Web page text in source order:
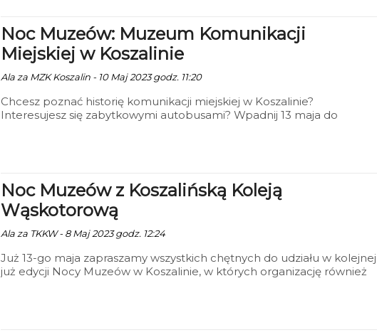
Noc Muzeów: Muzeum Komunikacji
Miejskiej w Koszalinie
Ala za MZK Koszalin - 10 Maj 2023 godz. 11:20
Chcesz poznać historię komunikacji miejskiej w Koszalinie?
Interesujesz się zabytkowymi autobusami? Wpadnij 13 maja do
Noc Muzeów z Koszalińską Koleją
Wąskotorową
Ala za TKKW - 8 Maj 2023 godz. 12:24
Już 13-go maja zapraszamy wszystkich chętnych do udziału w kolejnej
już edycji Nocy Muzeów w Koszalinie, w których organizację również